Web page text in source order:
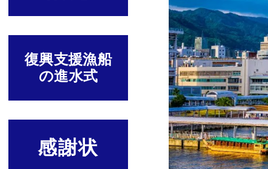
復興支援漁船
の進水式
感謝状